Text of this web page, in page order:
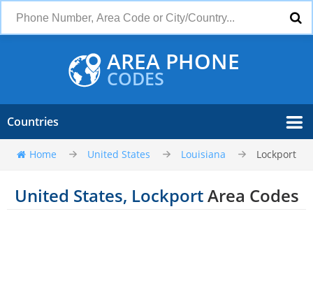
AREA PHONE
CODES
Countries
Home United States Louisiana Lockport
United States, LockportArea Codes